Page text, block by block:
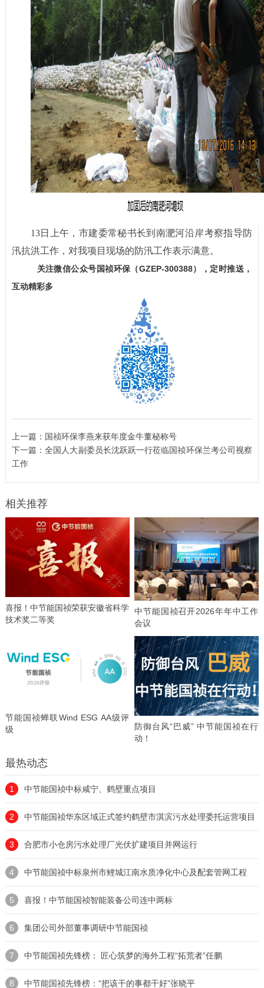
13日上午，市建委常秘书长到南淝河沿岸考察指导防
汛抗洪工作，对我项目现场的防汛工作表示满意。
关注微信公众号国祯环保（GZEP-300388），定时推送，
互动精彩多
上一篇： 国祯环保李燕来获年度金牛董秘称号
下一篇：全国人大副委员长沈跃跃一行莅临国祯环保兰考公司视察
工作
相关推荐
喜报！中节能国祯荣获安徽省科学
技术奖二等奖
中节能国祯召开2026年年中工作
会议
节能国祯蝉联Wind ESG AA级评
级
防御台风“巴威” 中节能国祯在行
动！
最热动态
1 中节能国祯中标咸宁、鹤壁重点项目
2 中节能国祯华东区域正式签约鹤壁市淇滨污水处理委托运营项目
3 合肥市小仓房污水处理厂光伏扩建项目并网运行
4 中节能国祯中标泉州市鲤城江南水质净化中心及配套管网工程
5 喜报！中节能国祯智能装备公司连中两标
6 集团公司外部董事调研中节能国祯
7 中节能国祯先锋榜： 匠心筑梦的海外工程“拓荒者”任鹏
8 中节能国祯先锋榜：“把该干的事都干好”张晓平